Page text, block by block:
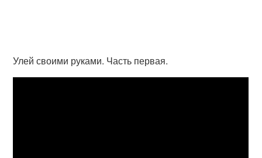
Улей своими руками. Часть первая.